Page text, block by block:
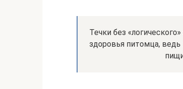
Течки без
здоровья питомца, ведь